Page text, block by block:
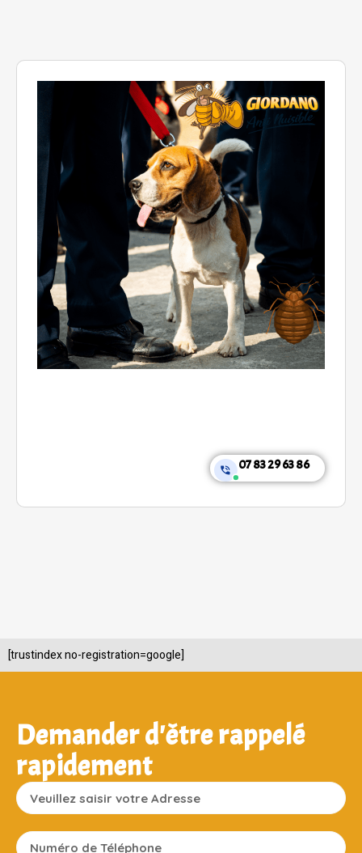
07 83 29 63 86
[trustindex no-registration=google]
Demander d'être rappelé
rapidement